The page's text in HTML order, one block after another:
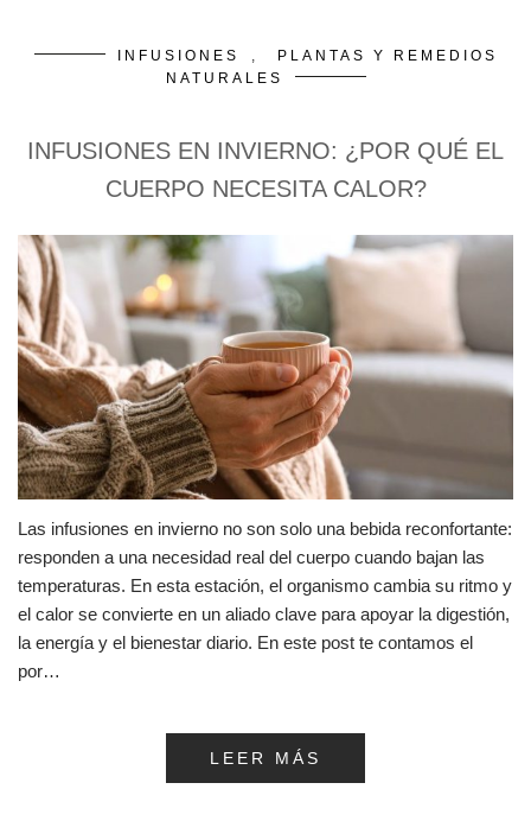
INFUSIONES ,
PLANTAS Y REMEDIOS
NATURALES
INFUSIONES EN INVIERNO: ¿POR QUÉ EL
CUERPO NECESITA CALOR?
Las infusiones en invierno no son solo una bebida reconfortante:
responden a una necesidad real del cuerpo cuando bajan las
temperaturas. En esta estación, el organismo cambia su ritmo y
el calor se convierte en un aliado clave para apoyar la digestión,
la energía y el bienestar diario. En este post te contamos el
por…
LEER MÁS